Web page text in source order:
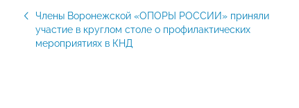
Члены Воронежской «ОПОРЫ РОССИИ» приняли
участие в круглом столе о профилактических
мероприятиях в КНД